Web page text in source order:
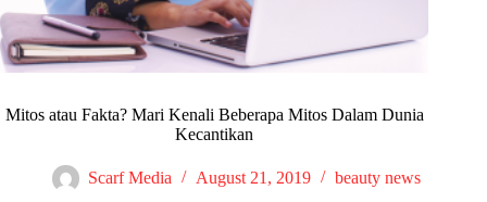
Mitos atau Fakta? Mari Kenali Beberapa Mitos Dalam Dunia
Kecantikan
Scarf Media August 21, 2019 beauty news